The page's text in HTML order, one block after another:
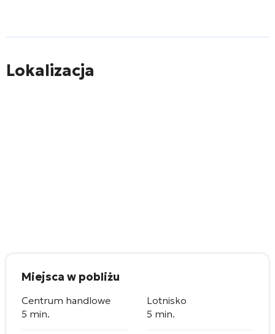
Lokalizacja
Miejsca w pobliżu
Centrum handlowe
5 min.
Lotnisko
5 min.